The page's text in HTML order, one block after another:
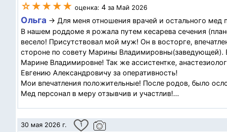
☆★★★★ оценка: 4 за Май 2026
Ольга → Для меня отношения врачей и остального мед
В нашем роддоме я рожала путем кесарева сечения
весело! Присутствовал мой муж! Он в восторге,
стороне по совету Марины
Марине Владимировне! Так же ассистентке,
Евгению Александровичу за оперативность!
Мои впечатления положительные! После родов, было
Мед персонал в меру отзывчив и участлив!...
30 мая 2026 г. 1